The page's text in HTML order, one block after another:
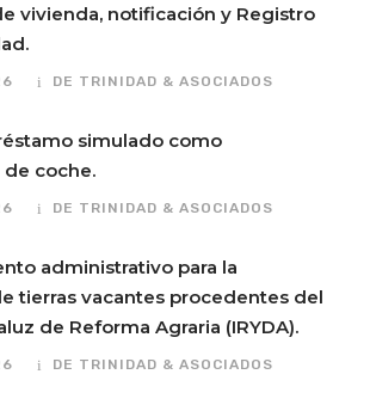
vivienda, notificación y Registro
DE TRINIDAD & ASOCIADOS
simulado como
coche.
DE TRINIDAD & ASOCIADOS
administrativo para la
tierras vacantes procedentes del
de Reforma Agraria (IRYDA).
DE TRINIDAD & ASOCIADOS